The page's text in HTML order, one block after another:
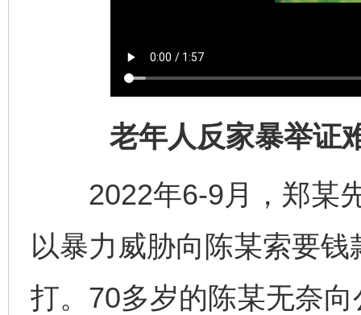
老年人反家暴举证
2022年6-9月，郑某先
以暴力威胁向陈某索要
打。70多岁的陈某无奈